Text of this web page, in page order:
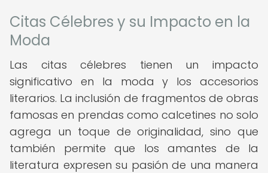
Citas Célebres y su Impacto en la
Moda
Las citas célebres tienen un impacto
significativo en la moda y los accesorios
literarios. La inclusión de fragmentos de obras
famosas en prendas como calcetines no solo
agrega un toque de originalidad, sino que
también permite que los amantes de la
literatura expresen su pasión de una manera